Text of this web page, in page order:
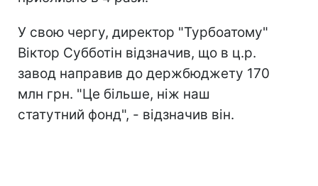
У свою чергу, директор "Турбоатому"
Віктор Субботін відзначив, що в ц.р.
завод направив до держбюджету 170
млн грн. "Це більше, ніж наш
статутний фонд", - відзначив він.